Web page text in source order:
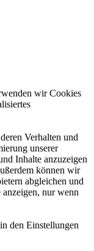
wir Cookies
Verhalten und
unserer
Inhalte anzuzeigen
können wir
abgleichen und
nur wenn
den Einstellungen